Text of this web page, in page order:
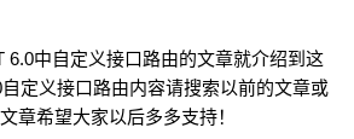
6.0中自定义接口路由的文章就介绍到这
定义接口路由内容请搜索以前的文章或
章希望大家以后多多支持！